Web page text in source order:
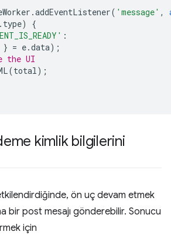
.addEventListener( 'message' ,
. type)
{
:
} = e.data);
the UI
(total);
kimlik bilgilerini
ön uç devam etmek
bir post mesajı gönderebilir. Sonucu
için